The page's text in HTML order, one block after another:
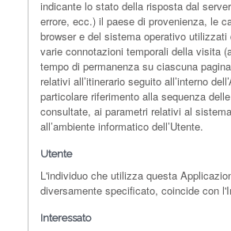
indicante lo stato della risposta dal
errore, ecc.) il paese di provenienza, le
browser e del sistema operativo
varie connotazioni temporali della visita
tempo di permanenza su ciascuna
relativi all’itinerario seguito all’interno
particolare riferimento alla sequenza
consultate, ai parametri relativi al
all’ambiente informatico dell’Utente.
Utente
L'individuo che utilizza questa
diversamente specificato, coincide con
Interessato